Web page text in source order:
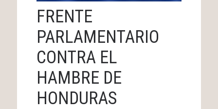
FRENTE
PARLAMENTARIO
CONTRA EL
HAMBRE DE
HONDURAS